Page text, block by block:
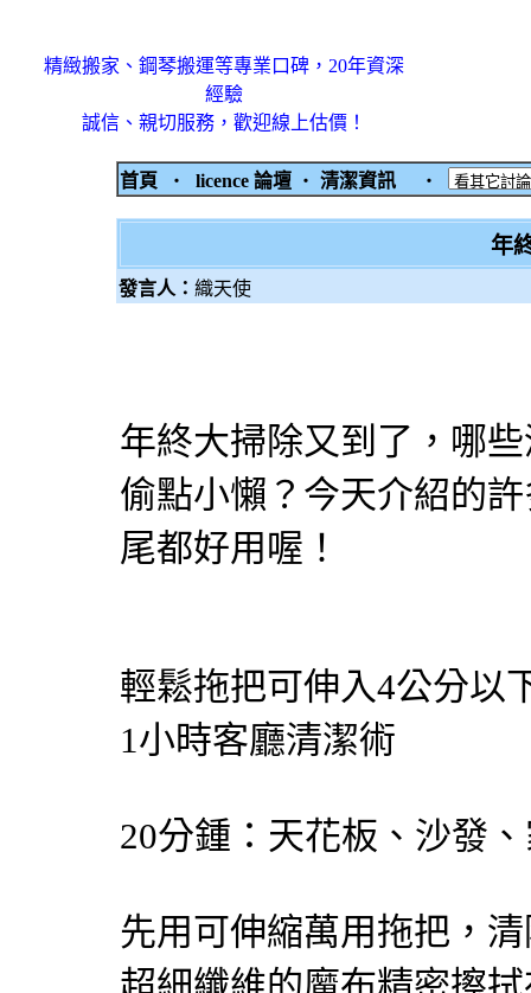
精緻搬家、鋼琴搬運等專業口碑，20年資深
經驗
誠信、親切服務，歡迎線上估價！
首頁 ‧ licence 論壇 ‧ 清潔資訊 ‧
年
發言人： 織天使
年終大掃除又到了，哪
偷點小懶？今天介紹的
尾都好用喔！
輕鬆拖把可伸入4公分以
1小時客廳清潔術
20分鍾：天花板、沙發
先用可伸縮萬用拖把，